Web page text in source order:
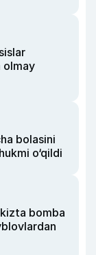
olmay
bolasini
o‘qildi
bomba